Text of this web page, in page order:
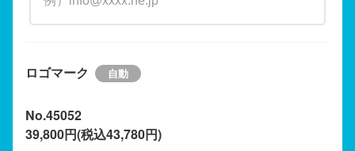
ロゴマーク
No.45052
39,800円(税込43,780円)